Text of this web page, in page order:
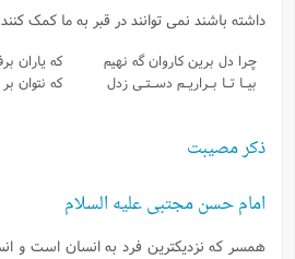
داشته باشند نمی توانند در قبر به ما کمک کنند
چرا دل برین کاروان گه نهیم
که یاران
بیـا تـا بـراریـم دسـتـی زدل
که نتوان
ذکر مصیبت
امام حسن مجتبی علیه السلام
همسر که نزدیکترین فرد به انسان است و